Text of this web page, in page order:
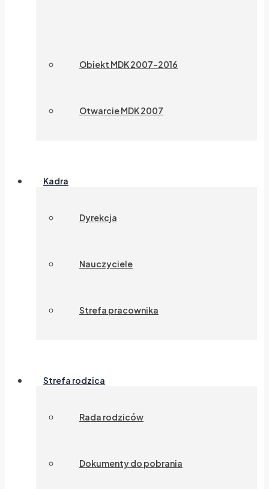
Obiekt MDK 2007-2016
Otwarcie MDK 2007
Kadra
Dyrekcja
Nauczyciele
Strefa pracownika
Strefa rodzica
Rada rodziców
Dokumenty do pobrania